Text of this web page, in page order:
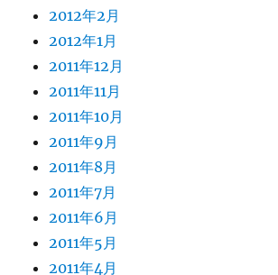
2012年2月
2012年1月
2011年12月
2011年11月
2011年10月
2011年9月
2011年8月
2011年7月
2011年6月
2011年5月
2011年4月